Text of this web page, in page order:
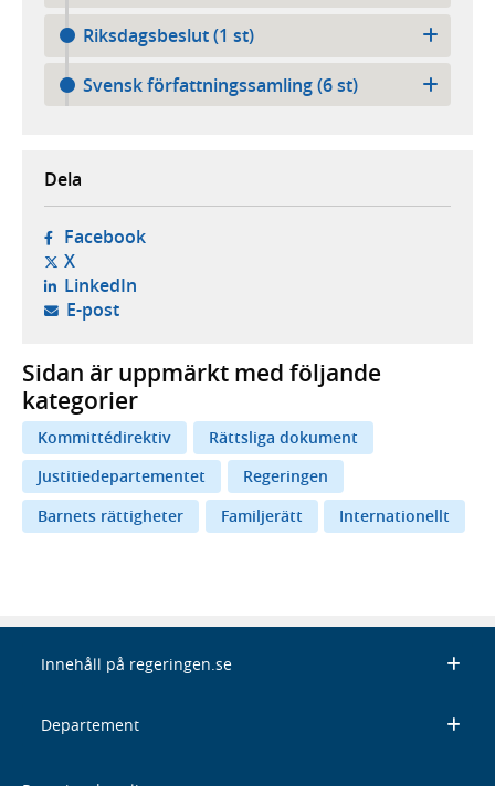
Riksdagsbeslut (1 st)
Svensk författningssamling (6 st)
Dela
Facebook- öppnas i ny flik, extern webbplats,
X- öppnas i ny flik, extern webbplats,
LinkedIn- öppnas i ny flik, extern webbplats,
E-post- öppnar din e-postklient,
Sidan är uppmärkt med följande
kategorier
Kommittédirektiv
Rättsliga dokument
Justitiedepartementet
Regeringen
Barnets rättigheter
Familjerätt Internationellt
Innehåll på regeringen.se
Departement